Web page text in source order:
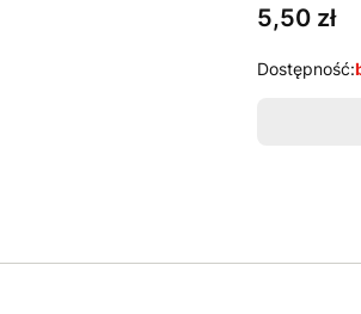
Cena
5,50 zł
Dostępność: